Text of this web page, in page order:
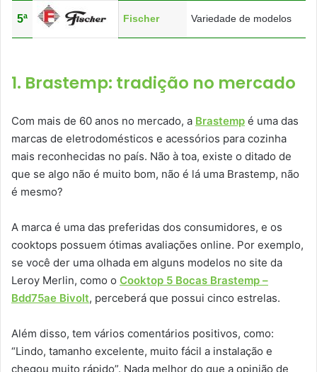
5ª Fischer Variedade de modelos
1. Brastemp: tradição no mercado
Com mais de 60 anos no mercado, a Brastemp é uma das
marcas de eletrodomésticos e acessórios para cozinha
mais reconhecidas no país. Não à toa, existe o ditado de
que se algo não é muito bom, não é lá uma Brastemp, não
é mesmo?
A marca é uma das preferidas dos consumidores, e os
cooktops possuem ótimas avaliações online. Por exemplo,
se você der uma olhada em alguns modelos no site da
Leroy Merlin, como o Cooktop 5 Bocas Brastemp –
Bdd75ae Bivolt, perceberá que possui cinco estrelas.
Além disso, tem vários comentários positivos, como:
“Lindo, tamanho excelente, muito fácil a instalação e
chegou muito rápido”. Nada melhor do que a opinião de